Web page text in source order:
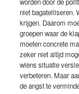
worden door de
niet bagatelliseren.
krijgen. Daarom
groepen waar de
moeten concrete
zeker niet altijd
wiens situatie
verbeteren. Maar
de angst te